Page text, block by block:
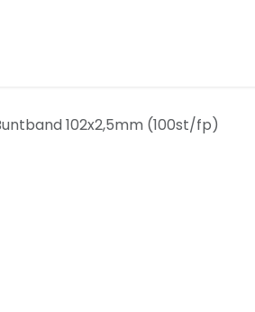
102x2,5mm (100st/fp)